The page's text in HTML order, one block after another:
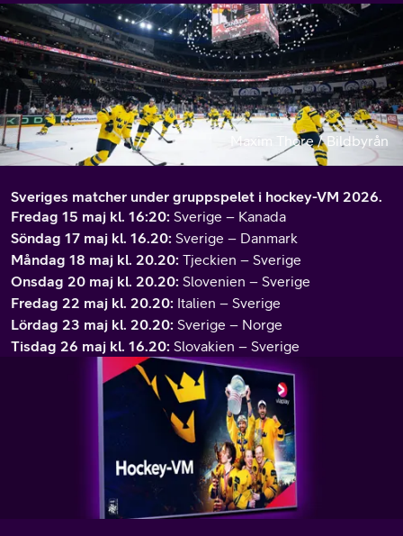
Maxim Thore / Bildbyrån
Sveriges matcher under gruppspelet i hockey-VM 2026.
Fredag 15 maj kl. 16:20: Sverige – Kanada
Söndag 17 maj kl. 16.20: Sverige – Danmark
Måndag 18 maj kl. 20.20: Tjeckien – Sverige
Onsdag 20 maj kl. 20.20: Slovenien – Sverige
Fredag 22 maj kl. 20.20: Italien – Sverige
Lördag 23 maj kl. 20.20: Sverige – Norge
Tisdag 26 maj kl. 16.20: Slovakien – Sverige